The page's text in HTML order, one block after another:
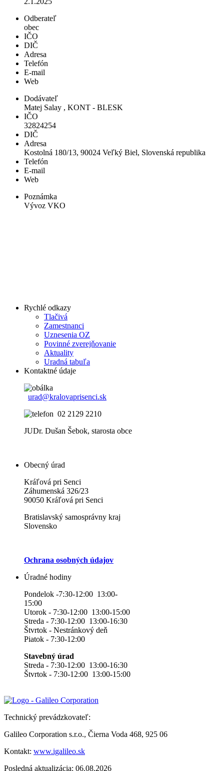
Odberateľ
obec
IČO
DIČ
Adresa
Telefón
E-mail
Web
Dodávateľ
Matej Salay , KONT - BLESK
IČO
32824254
DIČ
Adresa
Kostolná 180/13, 90024 Veľký Biel, Slovenská republika
Telefón
E-mail
Web
Poznámka
Vývoz VKO
Rychlé odkazy
Tlačivá
Zamestnanci
Uznesenia OZ
Povinné zverejňovanie
Aktuality
Uradná tabuľa
Kontaktné údaje
urad@kralovaprisenci.sk
02 2129 2210
JUDr. Dušan Šebok, starosta obce
Obecný úrad
Kráľová pri Senci
Záhumenská 326/23
90050 Kráľová pri Senci
Bratislavský samosprávny kraj
Slovensko
Ochrana osobných údajov
Úradné hodiny
Pondelok -7:30-12:00 13:00-
15:00
Utorok - 7:30-12:00 13:00-15:00
Streda - 7:30-12:00 13:00-16:30
Štvrtok - Nestránkový deň
Piatok - 7:30-12:00
Stavebný úrad
Streda - 7:30-12:00 13:00-16:30
Štvrtok - 7:30-12:00 13:00-15:00
Technický prevádzkovateľ:
Galileo Corporation s.r.o., Čierna Voda 468, 925 06
Kontakt: www.igalileo.sk
Posledná aktualizácia: 06.08.2026